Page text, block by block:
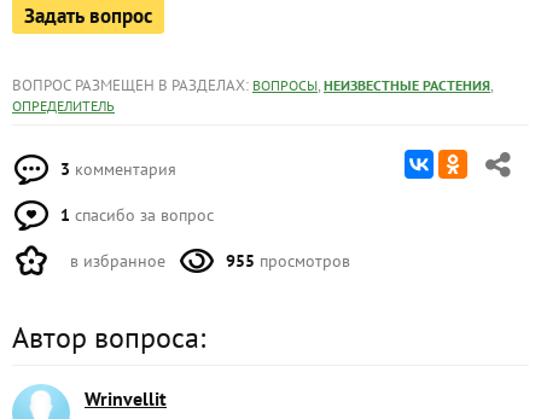
Задать вопрос
ВОПРОС РАЗМЕЩЕН В РАЗДЕЛАХ: ВОПРОСЫ, НЕИЗВЕСТНЫЕ РАСТЕНИЯ,
ОПРЕДЕЛИТЕЛЬ
3 комментария
1 спасибо за вопрос
в избранное 955 просмотров
Автор вопроса:
Wrinvellit